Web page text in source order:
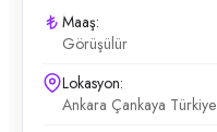
Maaş:
Görüşülür
Lokasyon:
Ankara Çankaya Türkiye